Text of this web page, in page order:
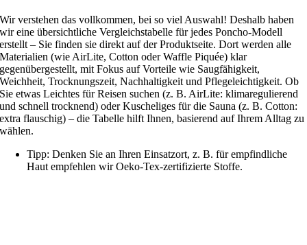
Wir verstehen das vollkommen, bei so viel Auswahl! Deshalb haben
wir eine übersichtliche Vergleichstabelle für jedes Poncho-Modell
erstellt – Sie finden sie direkt auf der Produktseite. Dort werden alle
Materialien (wie AirLite, Cotton oder Waffle Piquée) klar
gegenübergestellt, mit Fokus auf Vorteile wie Saugfähigkeit,
Weichheit, Trocknungszeit, Nachhaltigkeit und Pflegeleichtigkeit. Ob
Sie etwas Leichtes für Reisen suchen (z. B. AirLite: klimaregulierend
und schnell trocknend) oder Kuscheliges für die Sauna (z. B. Cotton:
extra flauschig) – die Tabelle hilft Ihnen, basierend auf Ihrem Alltag zu
wählen.
Tipp: Denken Sie an Ihren Einsatzort, z. B. für empfindliche
Haut empfehlen wir Oeko-Tex-zertifizierte Stoffe.